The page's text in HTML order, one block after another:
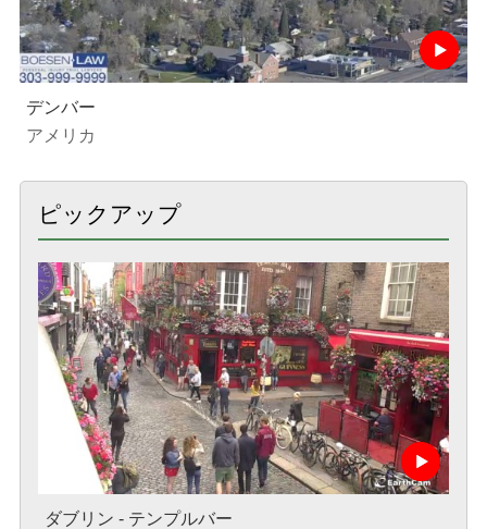
デンバー
アメリカ
ピックアップ
ダブリン - テンプルバー